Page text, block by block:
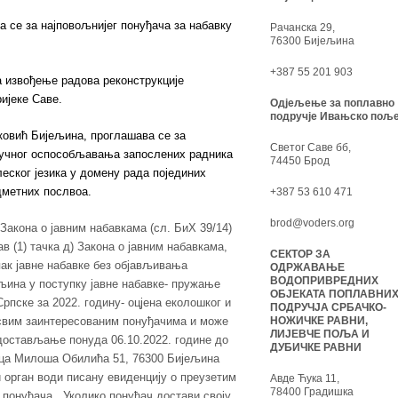
за најповољнијег понуђача за набавку
радова реконструкције
Саве.
Бијељина, проглашава се за
оспособљавања запослених радника
језика у домену рада појединих
послвоа.
о јавним набавкама (сл. БиХ 39/14)
(1) тачка д) Закона о јавним набавкама,
јавне набавке без објављивања
у поступку јавне набавке- пружање
за 2022. годину- оцјена еколошког и
заинтересованим понуђачима и може
понуда 06.10.2022. године до
Милоша Обилића 51, 76300 Бијељина
води писану евиденцију о преузетим
Рачанска 29,
76300 Бијељина
+387 55 201 903
Одјељење за поплавно
подручје Ивањско
Светог Саве бб,
74450 Брод
+387 53 610 471
brod@voders.org
СЕКТОР ЗА
ОДРЖАВАЊЕ
ВОДОПРИВРЕДНИХ
ОБЈЕКАТА ПОПЛАВНИХ
ПОДРУЧЈА СРБАЧКО-
НОЖИЧКЕ РАВНИ,
ЛИЈЕВЧЕ ПОЉА И
ДУБИЧКЕ РАВНИ
Авде Ћука 11,
78400 Градишка